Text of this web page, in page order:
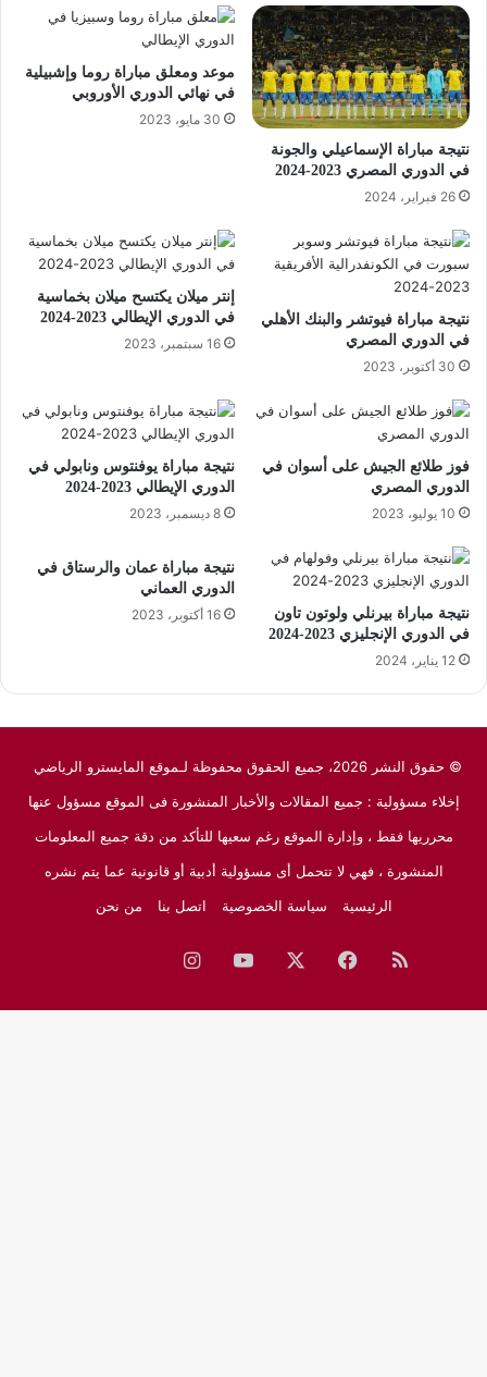
نتيجة مباراة الإسماعيلي والجونة
في الدوري المصري 2023-2024
26 فبراير، 2024
موعد ومعلق مباراة روما وإشبيلية
في نهائي الدوري الأوروبي
30 مايو، 2023
نتيجة مباراة فيوتشر والبنك الأهلي
في الدوري المصري
30 أكتوبر، 2023
إنتر ميلان يكتسح ميلان بخماسية
في الدوري الإيطالي 2023-2024
16 سبتمبر، 2023
فوز طلائع الجيش على أسوان في
الدوري المصري
10 يوليو، 2023
نتيجة مباراة يوفنتوس ونابولي في
الدوري الإيطالي 2023-2024
8 ديسمبر، 2023
نتيجة مباراة بيرنلي ولوتون تاون
في الدوري الإنجليزي 2023-2024
12 يناير، 2024
نتيجة مباراة عمان والرستاق في
الدوري العماني
16 أكتوبر، 2023
© حقوق النشر 2026، جميع الحقوق محفوظة لـموقع المايسترو الرياضي
إخلاء مسؤولية : جميع المقالات والأخبار المنشورة فى الموقع مسؤول عنها
محرريها فقط ، وإدارة الموقع رغم سعيها للتأكد من دقة جميع المعلومات
المنشورة ، فهي لا تتحمل أى مسؤولية أدبية أو قانونية عما يتم نشره
الرئيسية
سياسة الخصوصية اتصل بنا من نحن
ملخص
الموقع
فيسبوك ‫YouTubeانستقرام
نيوز